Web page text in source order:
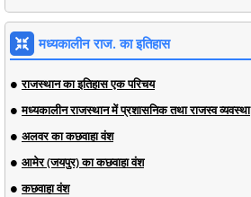
मध्यकालीन राज. का इतिहास
राजस्थान का इतिहास एक परिचय
मध्यकालीन राजस्थान में प्रशासनिक तथा राजस्व व्यवस्था
अलवर का कछवाहा वंश
आमेर (जयपुर) का कछवाहा वंश
कछवाहा वंश